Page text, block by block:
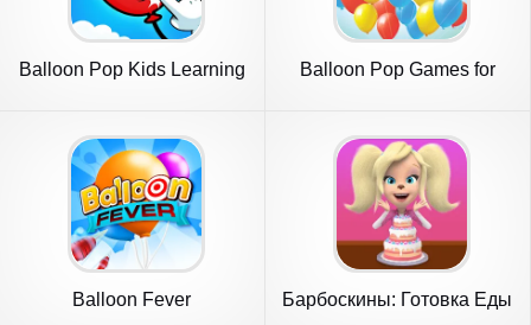
Balloon Pop Kids Learning
Balloon Pop Games for
Balloon Fever Барбоскины: Готовка Еды